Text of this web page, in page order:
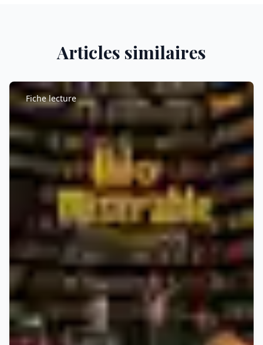
Articles similaires
Fiche lecture